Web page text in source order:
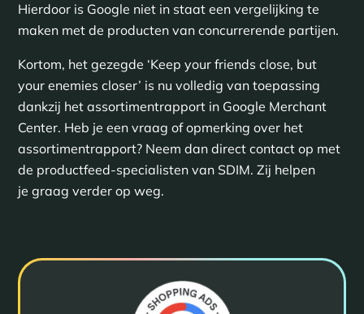
Hierdoor is Google niet in staat een vergelijking te
maken met de producten van concurrerende partijen.
Kortom, het gezegde ‘Keep your friends close, but
your enemies closer’ is nu volledig van toepassing
dankzij het assortimentrapport in Google Merchant
Center. Heb je een vraag of opmerking over het
assortimentrapport? Neem dan direct contact op met
de productfeed-specialisten van SDIM. Zij helpen
je graag verder op weg.